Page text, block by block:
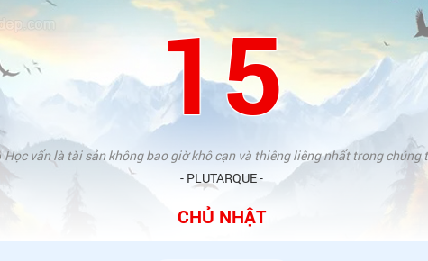
15
Học vấn là tài sản không bao giờ khô cạn và thiêng liêng nhất trong chúng
- PLUTARQUE -
CHỦ NHẬT